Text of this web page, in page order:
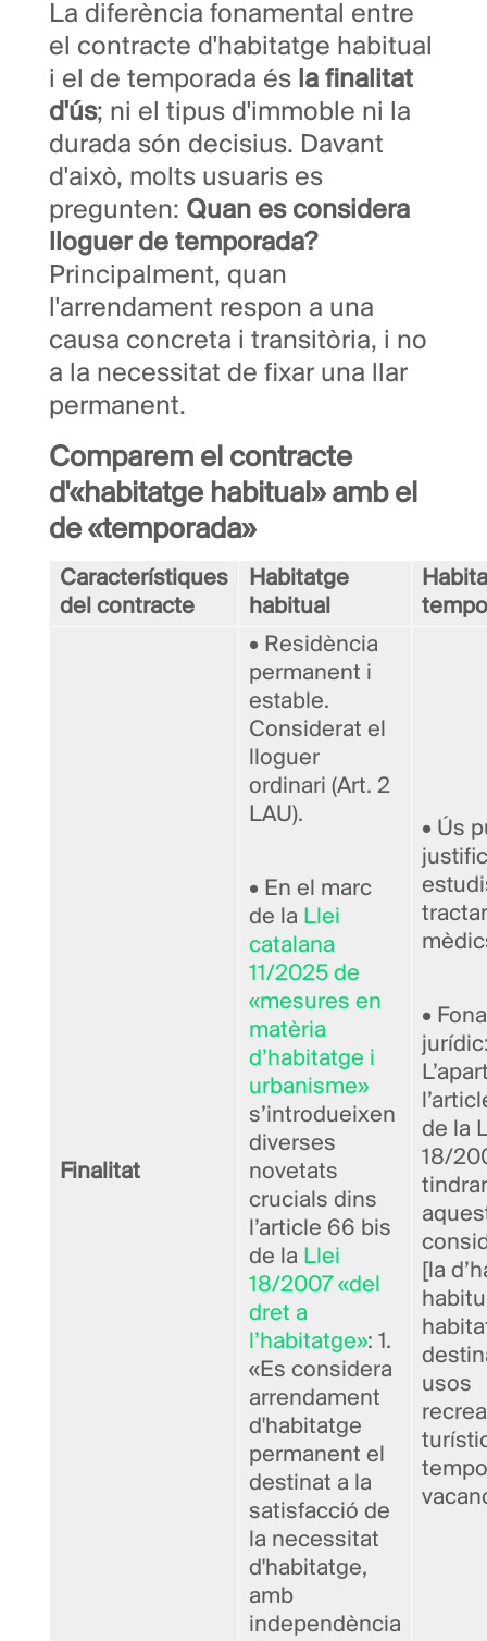
La diferència fonamental entre
el contracte d'habitatge habitual
i el de temporada és la finalitat
d'ús; ni el tipus d'immoble ni la
durada són decisius. Davant
d'això, molts usuaris es
pregunten: Quan es considera
lloguer de temporada?
Principalment, quan
l'arrendament respon a una
causa concreta i transitòria, i no
a la necessitat de fixar una llar
permanent.
Comparem el contracte
d'«habitatge habitual» amb el
de «temporada»
Característiques
del contracte
Habitatge
habitual
Finalitat
• Residència
permanent i
estable.
Considerat el
lloguer
ordinari (Art. 2
LAU).
• En el marc
de la Llei
catalana
11/2025 de
«mesures en
matèria
d’habitatge i
urbanisme»
s’introdueixen
diverses
novetats
crucials dins
l’article 66 bis
de la Llei
18/2007 «del
dret a
l’habitatge»: 1.
«Es considera
arrendament
d'habitatge
permanent el
destinat a la
satisfacció de
la necessitat
d'habitatge,
amb
independència
• Ús
•
de la
18/
[la
usos